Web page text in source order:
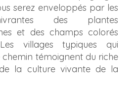
serez enveloppés par les
des plantes
et des champs colorés
villages typiques qui
témoignent du riche
la culture vivante de la